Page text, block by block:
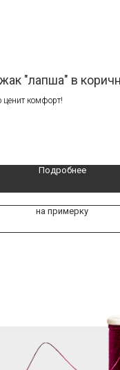
"лапша" в
ценит комфорт!
Подробнее
на примерку